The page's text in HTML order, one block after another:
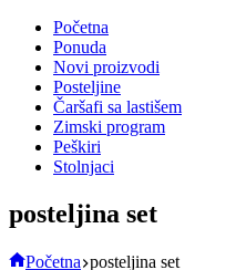
Početna
Ponuda
Novi proizvodi
Posteljine
Čaršafi sa lastišem
Zimski program
Peškiri
Stolnjaci
posteljina set
Početna posteljina set